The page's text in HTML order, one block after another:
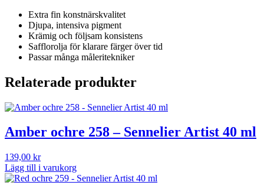
Extra fin konstnärskvalitet
Djupa, intensiva pigment
Krämig och följsam konsistens
Safflorolja för klarare färger över tid
Passar många måleritekniker
Relaterade produkter
Amber ochre 258 – Sennelier Artist 40 ml
139,00 kr
Lägg till i varukorg